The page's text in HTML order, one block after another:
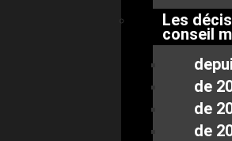
Les
conseil
de
de
de